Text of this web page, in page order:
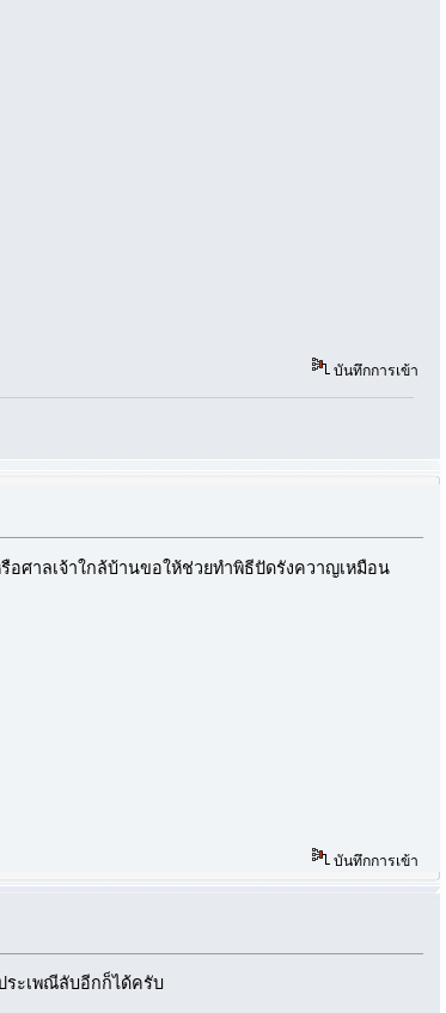
บันทึกการเข้า
อศาลเจ้าใกล้บ้านขอให้ช่วยทำพิธีปัดรังควาญเหมือน
บันทึกการเข้า
ระเพณีลับอีกก็ได้ครับ